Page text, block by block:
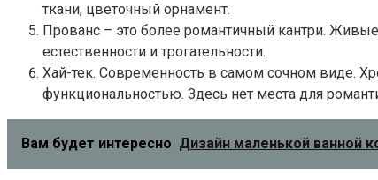
ткани, цветочный орнамент.
Прованс – это более романтичный кантри.
естественности и трогательности.
Хай-тек. Современность в самом сочном виде.
функциональностью. Здесь нет места для
Вам будет интересно Дизайн маленькой ванной